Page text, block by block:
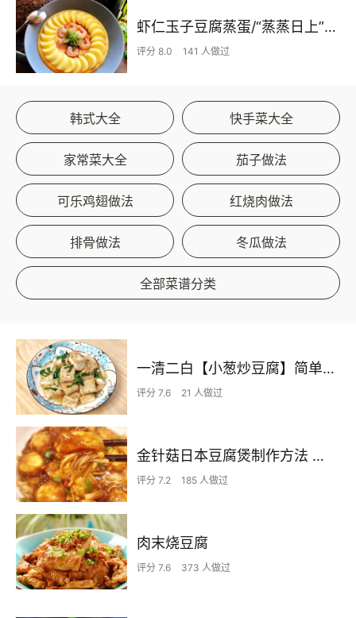
虾仁玉子豆腐蒸蛋/“蒸蒸日上”的年夜饭快手菜
评分 8.0 141 人做过
韩式大全 快手菜大全
家常菜大全 茄子做法
可乐鸡翅做法 红烧肉做法
排骨做法 冬瓜做法
全部菜谱分类
一清二白【小葱炒豆腐】简单家常味
评分 7.6 21 人做过
金针菇日本豆腐煲制作方法 方便又好吃 下饭菜 全家喜欢 做法简单
评分 7.2 185 人做过
肉末烧豆腐
评分 7.6 373 人做过